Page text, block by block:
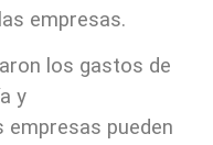
empresas.
los gastos de
y
pueden